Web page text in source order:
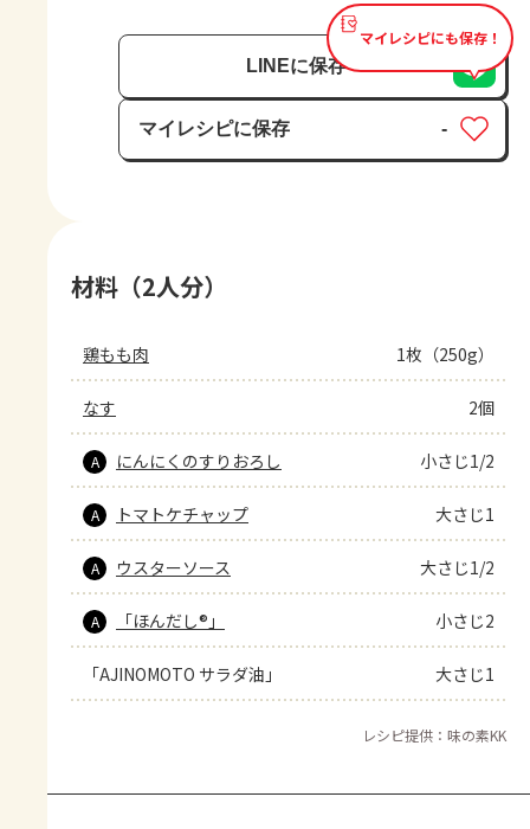
マイレシピにも保存！
LINEに保存
マイレシピに保存
保存済み
-
材料（2人分）
鶏もも肉 1枚（250g）
なす 2個
A にんにくのすりおろし 小さじ1/2
A トマトケチャップ 大さじ1
A ウスターソース 大さじ1/2
A 「ほんだし®」 小さじ2
「AJINOMOTO サラダ油」 大さじ1
レシピ提供：味の素KK